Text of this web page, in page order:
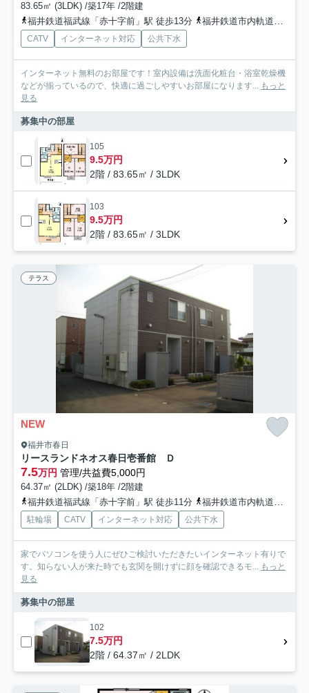
83.65㎡ (3LDK) /築17年 /2階建
福井鉄道福武線「赤十字前」駅 徒歩13分
福井鉄道市内軌道線「商工会議所前」駅 徒歩17分
CATV インターネット対応 公共下水
インターネット無料のお部屋です！室内設備は洗面化粧台・浴室乾燥機
などが揃っているので、快適に過ごしやすいお部屋になります... もっと
見る
募集中の部屋
105
9.5万円
2階 / 83.65㎡ / 3LDK
103
9.5万円
2階 / 83.65㎡ / 3LDK
テラス
NEW
福井市春日
リースランドネオス春日壱番館 Ｄ
7.5万円 管理/共益費5,000円
64.37㎡ (2LDK) /築18年 /2階建
福井鉄道福武線「赤十字前」駅 徒歩11分
福井鉄道市内軌道線「商工会議所前」駅 徒歩14分
駐輪場 CATV インターネット対応 公共下水
家でパソコンを使う人にぜひご検討いただきたいインターネット有りで
す。知らない人が来た時でも玄関を開けずに顔を確認できるモ... もっと
見る
募集中の部屋
102
7.5万円
2階 / 64.37㎡ / 2LDK